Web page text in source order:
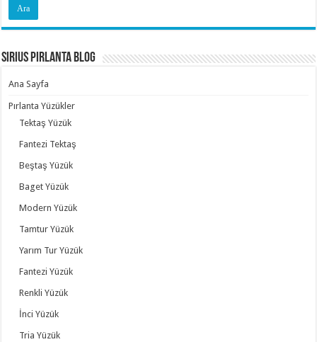
Sirius Pırlanta Blog
Ana Sayfa
Pırlanta Yüzükler
Tektaş Yüzük
Fantezi Tektaş
Beştaş Yüzük
Baget Yüzük
Modern Yüzük
Tamtur Yüzük
Yarım Tur Yüzük
Fantezi Yüzük
Renkli Yüzük
İnci Yüzük
Tria Yüzük